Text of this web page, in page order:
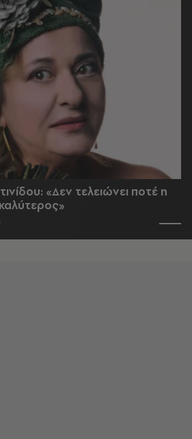
«Δεν τελειώνει ποτέ η